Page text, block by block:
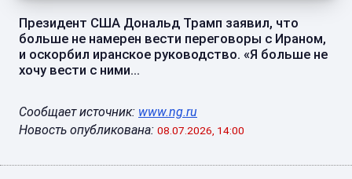
Президент США Дональд Трамп заявил, что
больше не намерен вести переговоры с Ираном,
и оскорбил иранское руководство. «Я больше не
хочу вести с ними...
Сообщает источник: www.ng.ru
Новость опубликована: 08.07.2026, 14:00